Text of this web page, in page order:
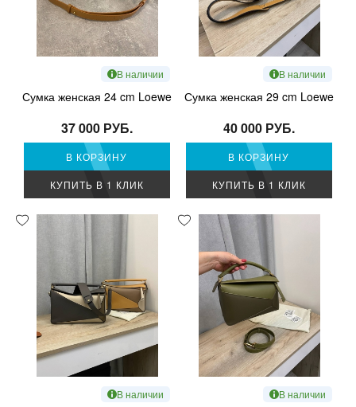
В наличии
Сумка женская 24 cm Loewe
37 000 РУБ.
В КОРЗИНУ
КУПИТЬ В 1 КЛИК
В наличии
Сумка женская 29 cm Loewe
40 000 РУБ.
В КОРЗИНУ
КУПИТЬ В 1 КЛИК
В наличии В наличии